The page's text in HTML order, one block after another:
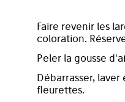
Faire revenir les
coloration.
Peler la gousse
Débarrasser,
fleurettes.